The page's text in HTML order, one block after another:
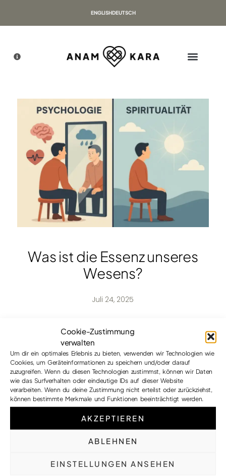
Cookie-Zustimmung
verwalten
Um dir ein optimales Erlebnis zu bieten, verwenden wir Technologien wie
Cookies, um Geräteinformationen zu speichern und/oder darauf
zuzugreifen. Wenn du diesen Technologien zustimmst, können wir Daten
wie das Surfverhalten oder eindeutige IDs auf dieser Website
verarbeiten. Wenn du deine Zustimmung nicht erteilst oder zurückziehst,
können bestimmte Merkmale und Funktionen beeinträchtigt werden.
AKZEPTIEREN
ABLEHNEN
EINSTELLUNGEN ANSEHEN
ENGLISHDEUTSCH
Was ist die Essenz unseres
Wesens?
Juli 24, 2025
ein Körper, Gedanken und Gefühle.
Die Spiritualität sagt: Wir sind Bewusstsein,
das einen Körper hat, in dem Gedanken und
Gefühle existieren.
Die Psychologie bestätigt ein falsches
Selbstverständnis, das die eigentliche
Ursache psychischer Probleme ist.
Sie erzeugt damit die Krankheiten, die sie
Grundannahme zur Realität erklärt.
Phänomene der Körperlichkeit zwar in uns